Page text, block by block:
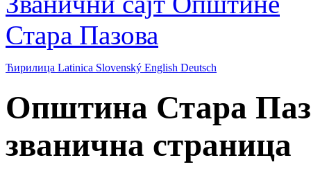
Ћирилица Latinica Slovenský English Deutsch
Општина Стара
званична страница